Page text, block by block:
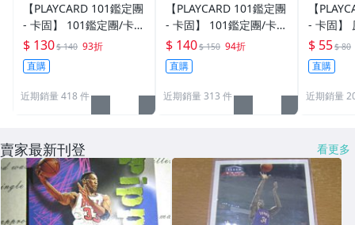
【PLAYCARD 101鑑定團
- 卡固】 101鑑定團/卡固
原廠原裝 一般卡夾 / 塑
膠殼 尺寸：35pt
$ 130$ 140 93折
直購
近期銷量 418 件
【PLAYCARD 101鑑定團
- 卡固】 101鑑定團/卡固
原廠原裝 一般卡夾 / 塑
膠殼 尺寸：55pt
$ 140$ 150 94折
直購
近期銷量 313 件
【
- 卡固】
卡夾 /
pt /
$ 55$ 80
直購
近期銷量
賣家最新刊登 看更多